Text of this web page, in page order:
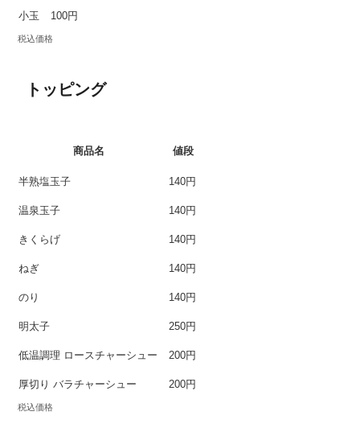
小玉 100円
税込価格
トッピング
商品名 値段
半熟塩玉子 140円
温泉玉子 140円
きくらげ 140円
ねぎ 140円
のり 140円
明太子 250円
低温調理 ロースチャーシュー 200円
厚切り バラチャーシュー 200円
税込価格